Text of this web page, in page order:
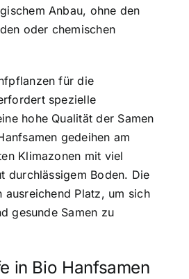
Anbau, ohne den
oder chemischen
für die
spezielle
hohe Qualität der Samen
gedeihen am
Klimazonen mit viel
durchlässigem Boden. Die
ausreichend Platz, um sich
gesunde Samen zu
in Bio Hanfsamen